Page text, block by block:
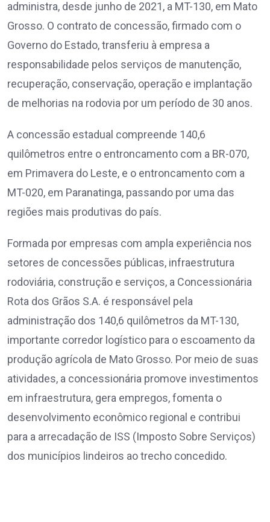
administra, desde junho de 2021, a MT-130, em Mato
Grosso. O contrato de concessão, firmado com o
Governo do Estado, transferiu à empresa a
responsabilidade pelos serviços de manutenção,
recuperação, conservação, operação e implantação
de melhorias na rodovia por um período de 30 anos.
A concessão estadual compreende 140,6
quilômetros entre o entroncamento com a BR-070,
em Primavera do Leste, e o entroncamento com a
MT-020, em Paranatinga, passando por uma das
regiões mais produtivas do país.
Formada por empresas com ampla experiência nos
setores de concessões públicas, infraestrutura
rodoviária, construção e serviços, a Concessionária
Rota dos Grãos S.A. é responsável pela
administração dos 140,6 quilômetros da MT-130,
importante corredor logístico para o escoamento da
produção agrícola de Mato Grosso. Por meio de suas
atividades, a concessionária promove investimentos
em infraestrutura, gera empregos, fomenta o
desenvolvimento econômico regional e contribui
para a arrecadação de ISS (Imposto Sobre Serviços)
dos municípios lindeiros ao trecho concedido.